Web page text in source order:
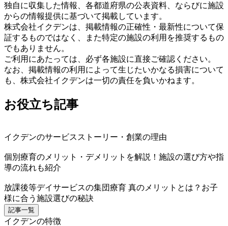
独自に収集した情報、各都道府県の公表資料、ならびに施設
からの情報提供に基づいて掲載しています。
株式会社イクデンは、掲載情報の正確性・最新性について保
証するものではなく、また特定の施設の利用を推奨するもの
でもありません。
ご利用にあたっては、必ず各施設に直接ご確認ください。
なお、掲載情報の利用によって生じたいかなる損害について
も、株式会社イクデンは一切の責任を負いかねます。
お役立ち記事
イクデンのサービスストーリー・創業の理由
個別療育のメリット・デメリットを解説！施設の選び方や指
導の流れも紹介
放課後等デイサービスの集団療育 真のメリットとは？お子
様に合う施設選びの秘訣
記事一覧
イクデンの特徴